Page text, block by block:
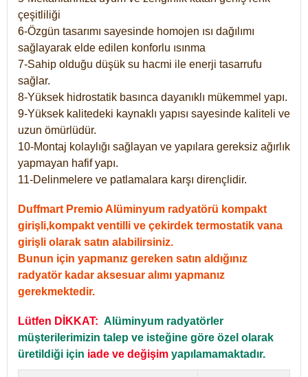
çeşitliliği
6-Özgün tasarımı sayesinde homojen ısı dağılımı
sağlayarak elde edilen konforlu ısınma
7-Sahip olduğu düşük su hacmi ile enerji tasarrufu
sağlar.
8-Yüksek hidrostatik basınca dayanıklı mükemmel yapı.
9-Yüksek kalitedeki kaynaklı yapısı sayesinde kaliteli ve
uzun ömürlüdür.
10-Montaj kolaylığı sağlayan ve yapılara gereksiz ağırlık
yapmayan hafif yapı.
11-Delinmelere ve patlamalara karşı dirençlidir.
Duffmart Premio Alüminyum radyatörü kompakt
girişli,kompakt ventilli ve çekirdek termostatik vana
girişli olarak satın alabilirsiniz.
Bunun için yapmanız gereken satın aldığınız
radyatör kadar aksesuar alımı yapmanız
gerekmektedir.
Lütfen DİKKAT: Alüminyum radyatörler
müşterilerimizin talep ve isteğine göre özel olarak
üretildiği için iade ve değişim yapılamamaktadır.